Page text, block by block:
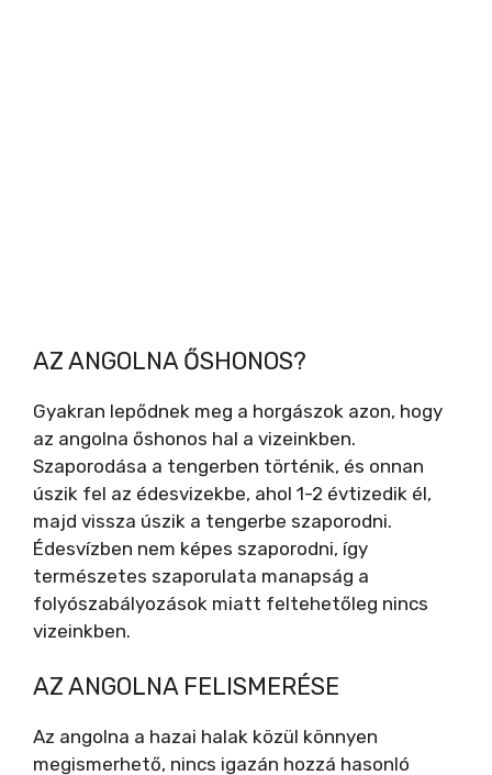
AZ ANGOLNA ŐSHONOS?
Gyakran lepődnek meg a horgászok azon, hogy
az angolna őshonos hal a vizeinkben.
Szaporodása a tengerben történik, és onnan
úszik fel az édesvizekbe, ahol 1-2 évtizedik él,
majd vissza úszik a tengerbe szaporodni.
Édesvízben nem képes szaporodni, így
természetes szaporulata manapság a
folyószabályozások miatt feltehetőleg nincs
vizeinkben.
AZ ANGOLNA FELISMERÉSE
Az angolna a hazai halak közül könnyen
megismerhető, nincs igazán hozzá hasonló